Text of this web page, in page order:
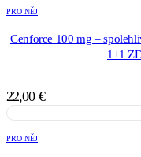
PRO NĚJ
Cenforce 100 mg –
1+1
22,00 €
PRO NĚJ